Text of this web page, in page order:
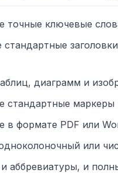
точные ключевые
диаграмм и
стандартные
в формате PDF или
или
и аббревиатуры, и